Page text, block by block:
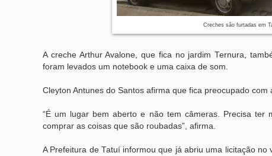
Creches são furtadas em
A creche Arthur Avalone, que fica no jardim Ternura,
foram levados um notebook e uma caixa de som.
Cleyton Antunes do Santos afirma que fica preocupado
“É um lugar bem aberto e não tem câmeras. Precisa
comprar as coisas que são roubadas”, afirma.
A Prefeitura de Tatuí informou que já abriu uma licitação